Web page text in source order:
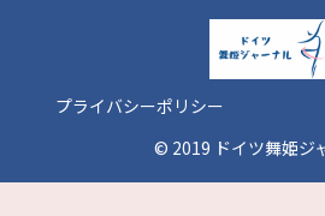
プライバシーポリシー
© 2019 ドイツ舞姫ジ